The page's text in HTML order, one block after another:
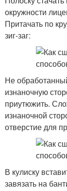
окружности
Притачать по
зиг-заг:
Не
изнаночную
приутюжить.
изнаночной
отверстие для
В кулиску
завязать на